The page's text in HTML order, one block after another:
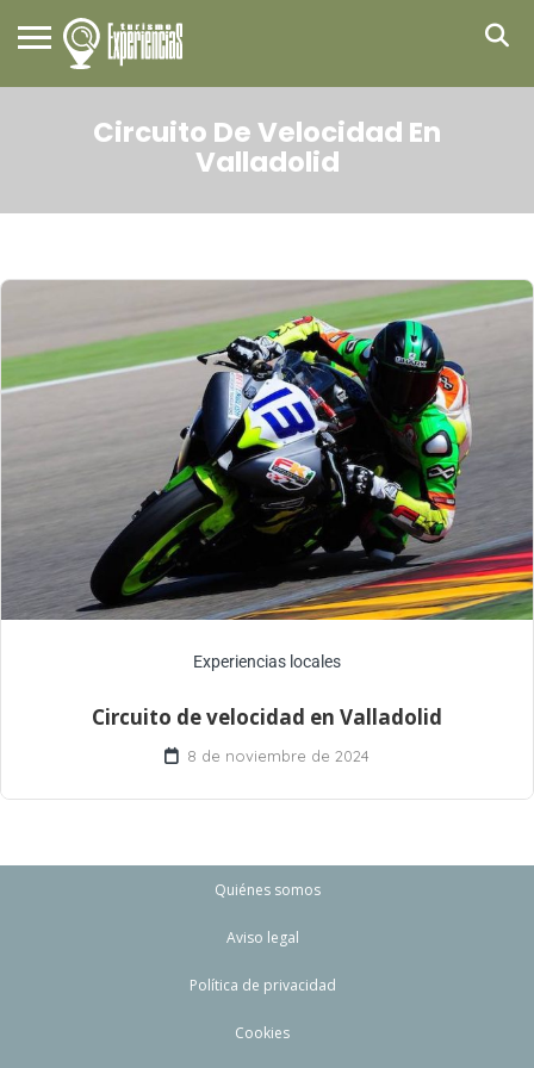
Circuito De Velocidad En
Valladolid
Experiencias locales
Circuito de velocidad en Valladolid
8 de noviembre de 2024
Quiénes somos
Aviso legal
Política de privacidad
Cookies